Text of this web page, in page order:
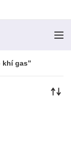
khí gas”